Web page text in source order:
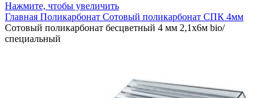
Нажмите, чтобы увеличить
Главная Поликарбонат Сотовый поликарбонат СПК 4мм
Сотовый поликарбонат бесцветный 4 мм 2,1х6м bio/
специальный